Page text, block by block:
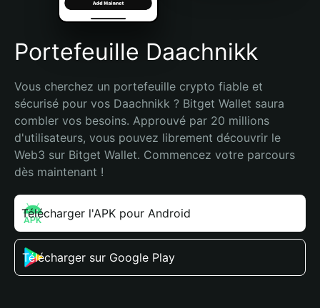
Español (Argentina)
Portefeuille Daachnikk
Vous cherchez un portefeuille crypto fiable et
sécurisé pour vos Daachnikk ? Bitget Wallet saura
combler vos besoins. Approuvé par 20 millions
d'utilisateurs, vous pouvez librement découvrir le
Web3 sur Bitget Wallet. Commencez votre parcours
dès maintenant !
Télécharger l'APK pour Android
Télécharger sur Google Play